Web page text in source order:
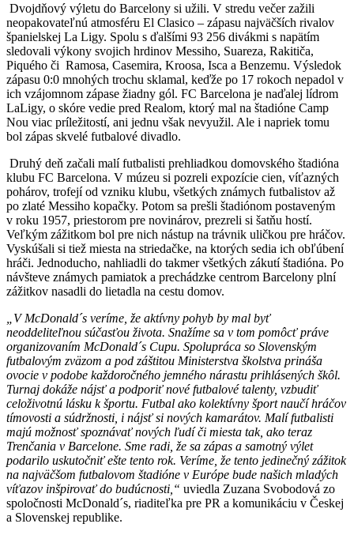
Dvojdňový výletu do Barcelony si užili. V stredu večer zažili
neopakovateľnú atmosféru El Clasico – zápasu najväčších rivalov
španielskej La Ligy. Spolu s ďalšími 93 256 divákmi s napätím
sledovali výkony svojich hrdinov Messiho, Suareza, Rakitiča,
Piquého či Ramosa, Casemira, Kroosa, Isca a Benzemu. Výsledok
zápasu 0:0 mnohých trochu sklamal, keďže po 17 rokoch nepadol v
ich vzájomnom zápase žiadny gól. FC Barcelona je naďalej lídrom
LaLigy, o skóre vedie pred Realom, ktorý mal na štadióne Camp
Nou viac príležitostí, ani jednu však nevyužil. Ale i napriek tomu
bol zápas skvelé futbalové divadlo.
Druhý deň začali malí futbalisti prehliadkou domovského štadióna
klubu FC Barcelona. V múzeu si pozreli expozície cien, víťazných
pohárov, trofejí od vzniku klubu, všetkých známych futbalistov až
po zlaté Messiho kopačky. Potom sa prešli štadiónom postaveným
v roku 1957, priestorom pre novinárov, prezreli si šatňu hostí.
Veľkým zážitkom bol pre nich nástup na trávnik uličkou pre hráčov.
Vyskúšali si tiež miesta na striedačke, na ktorých sedia ich obľúbení
hráči. Jednoducho, nahliadli do takmer všetkých zákutí štadióna. Po
návšteve známych pamiatok a prechádzke centrom Barcelony plní
zážitkov nasadli do lietadla na cestu domov.
„V McDonald´s veríme, že aktívny pohyb by mal byť
neoddeliteľnou súčasťou života. Snažíme sa v tom pomôcť práve
organizovaním McDonald´s Cupu. Spolupráca so Slovenským
futbalovým zväzom a pod záštitou Ministerstva školstva prináša
ovocie v podobe každoročného jemného nárastu prihlásených škôl.
Turnaj dokáže nájsť a podporiť nové futbalové talenty, vzbudiť
celoživotnú lásku k športu. Futbal ako kolektívny šport naučí hráčov
tímovosti a súdržnosti, i nájsť si nových kamarátov. Malí futbalisti
majú možnosť spoznávať nových ľudí či miesta tak, ako teraz
Trenčania v Barcelone. Sme radi, že sa zápas a samotný výlet
podarilo uskutočniť ešte tento rok. Veríme, že tento jedinečný zážitok
na najväčšom futbalovom štadióne v Európe bude našich mladých
víťazov inšpirovať do budúcnosti,“ uviedla Zuzana Svobodová zo
spoločnosti McDonald´s, riaditeľka pre PR a komunikáciu v Českej
a Slovenskej republike.